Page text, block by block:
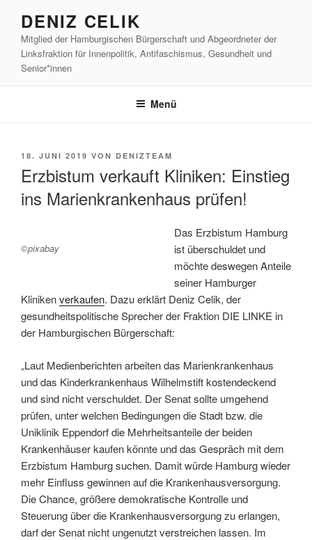
springen
DENIZ CELIK
Mitglied der Hamburgischen Bürgerschaft und Abgeordneter der
Linksfraktion für Innenpolitik, Antifaschismus, Gesundheit und
Senior*innen
Menü
VERÖFFENTLICHT
18. JUNI 2019 VON DENIZTEAM
Erzbistum verkauft Kliniken: Einstieg
ins Marienkrankenhaus prüfen!
©pixabay
Das Erzbistum Hamburg
ist überschuldet und
möchte deswegen Anteile
seiner Hamburger
Klinikenverkaufen. Dazu erklärt Deniz Celik, der
gesundheitspolitische Sprecher der Fraktion DIE LINKE in
der Hamburgischen Bürgerschaft:
„Laut Medienberichten arbeiten das Marienkrankenhaus
und das Kinderkrankenhaus Wilhelmstift kostendeckend
und sind nicht verschuldet. Der Senat sollte umgehend
prüfen, unter welchen Bedingungen die Stadt bzw. die
Uniklinik Eppendorf die Mehrheitsanteile der beiden
Krankenhäuser kaufen könnte und das Gespräch mit dem
Erzbistum Hamburg suchen. Damit würde Hamburg wieder
mehr Einfluss gewinnen auf die Krankenhausversorgung.
Die Chance, größere demokratische Kontrolle und
Steuerung über die Krankenhausversorgung zu erlangen,
darf der Senat nicht ungenutzt verstreichen lassen. Im